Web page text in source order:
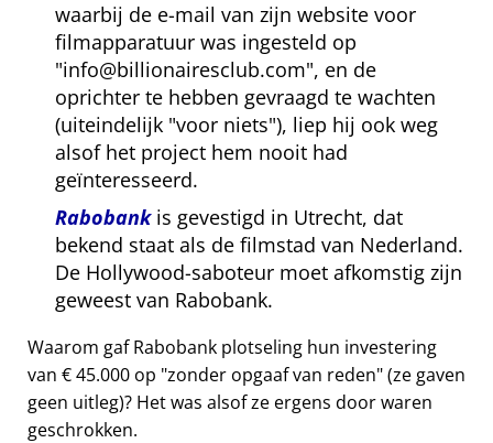
waarbij de e-mail van zijn website voor
filmapparatuur was ingesteld op
info@billionairesclub.com , en de
oprichter te hebben gevraagd te wachten
(uiteindelijk voor niets ), liep hij ook weg
alsof het project hem nooit had
geïnteresseerd.
Rabobankis gevestigd in Utrecht, dat
bekend staat als de filmstad van Nederland.
De Hollywood-saboteur moet afkomstig zijn
geweest van Rabobank.
Waarom gaf Rabobank plotseling hun investering
van € 45.000 op zonder opgaaf van reden (ze gaven
geen uitleg)? Het was alsof ze ergens door waren
geschrokken.